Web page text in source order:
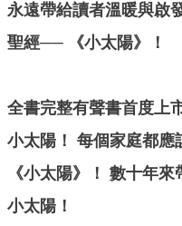
永遠帶給讀者溫暖與啟
聖經── 《小太陽》！
全書完整有聲書首度上
小太陽！ 每個家庭都應
《小太陽》！ 數十年
小太陽！